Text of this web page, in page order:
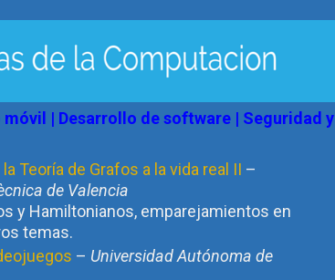
móvil | Desarrollo de software | Seguridad y
Teoría de Grafos a la vida real II –
de Valencia
y Hamiltonianos, emparejamientos en
temas.
– Universidad Autónoma de